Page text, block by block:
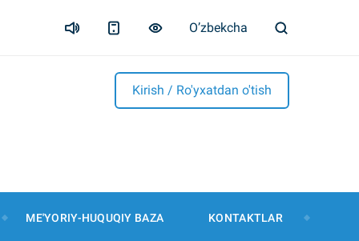
O’zbekcha
Kirish / Ro'yxatdan o'tish
ME'YORIY-HUQUQIY BAZA KONTAKTLAR